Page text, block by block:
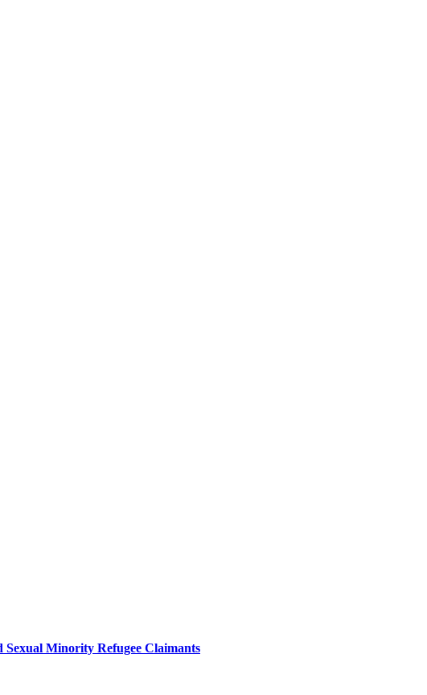
Sexual Minority Refugee Claimants